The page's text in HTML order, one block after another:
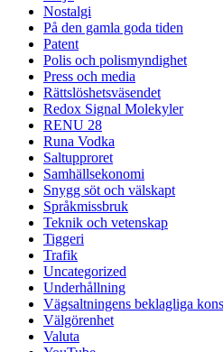
Nostalgi
På den gamla goda tiden
Patent
Polis och polismyndighet
Press och media
Rättslöshetsväsendet
Redox Signal Molekyler
RENU 28
Runa Vodka
Saltupproret
Samhällsekonomi
Snygg söt och välskapt
Språkmissbruk
Teknik och vetenskap
Tiggeri
Trafik
Uncategorized
Underhållning
Vägsaltningens beklagliga
Välgörenhet
Valuta